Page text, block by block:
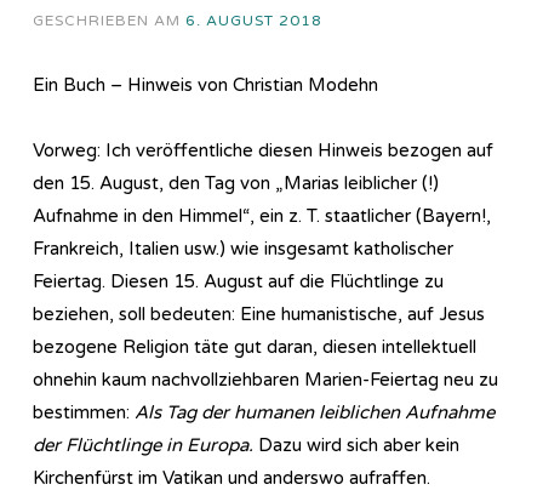
GESCHRIEBEN AM 6. AUGUST 2018
Ein Buch – Hinweis von Christian Modehn
Vorweg: Ich veröffentliche diesen Hinweis bezogen auf
den 15. August, den Tag von „Marias leiblicher (!)
Aufnahme in den Himmel“, ein z. T. staatlicher (Bayern!,
Frankreich, Italien usw.) wie insgesamt katholischer
Feiertag. Diesen 15. August auf die Flüchtlinge zu
beziehen, soll bedeuten: Eine humanistische, auf Jesus
bezogene Religion täte gut daran, diesen intellektuell
ohnehin kaum nachvollziehbaren Marien-Feiertag neu zu
bestimmen: Als Tag der humanen leiblichen Aufnahme
der Flüchtlinge in Europa. Dazu wird sich aber kein
Kirchenfürst im Vatikan und anderswo aufraffen.